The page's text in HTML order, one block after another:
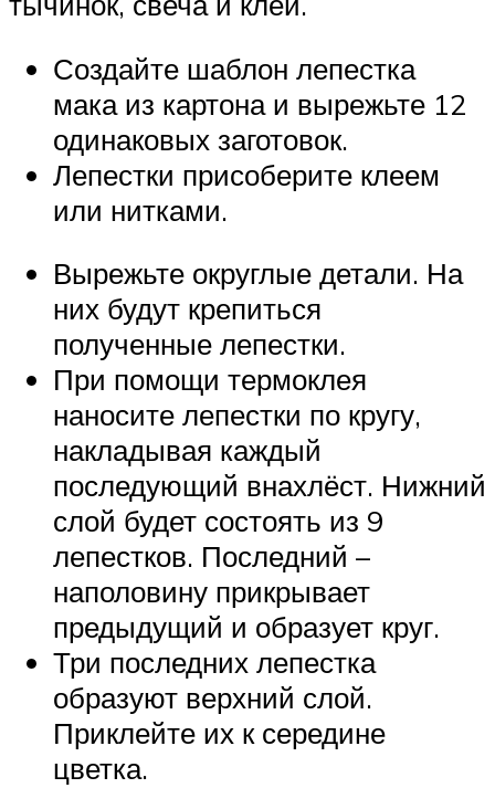
Создайте шаблон лепестка
мака из картона и вырежьте 12
одинаковых заготовок.
Лепестки присоберите клеем
или нитками.
Вырежьте округлые детали. На
них будут крепиться
полученные лепестки.
При помощи термоклея
наносите лепестки по кругу,
накладывая каждый
последующий внахлёст. Нижний
слой будет состоять из 9
лепестков. Последний –
наполовину прикрывает
предыдущий и образует круг.
Три последних лепестка
образуют верхний слой.
Приклейте их к середине
цветка.